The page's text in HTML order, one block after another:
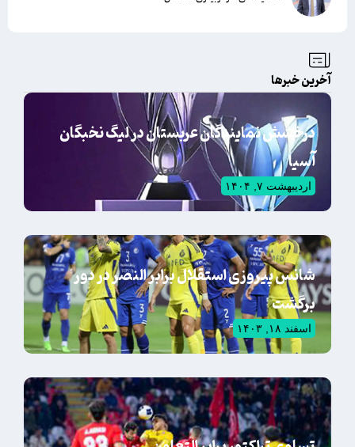
آخرین خبرها
درخشش نمایندگان عربستان در لیگ نخبگان
آسیا
اردیبهشت ۷, ۱۴۰۴
شانس پیروزی استقلال برابر النصر در دور
برگشت
اسفند ۱۸, ۱۴۰۳